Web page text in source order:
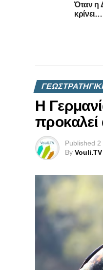
Όταν η
Η
Published 2
By Vouli.TV